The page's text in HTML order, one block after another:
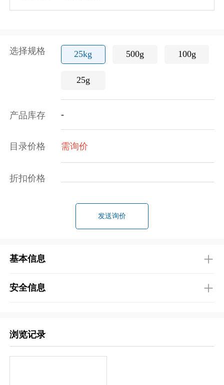
选择规格 25kg 500g 100g
25g
产品库存 -
目录价格 需询价
折扣价格
发送询价
基本信息
安全信息
浏览记录